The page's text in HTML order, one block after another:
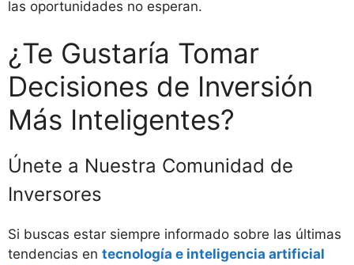
las oportunidades no esperan.
¿Te Gustaría Tomar
Decisiones de Inversión
Más Inteligentes?
Únete a Nuestra Comunidad de
Inversores
Si buscas estar siempre informado sobre las últimas
tendencias en tecnología e inteligencia artificial